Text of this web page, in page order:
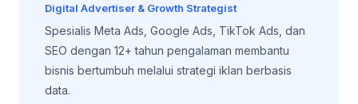
Digital Advertiser & Growth Strategist
Spesialis Meta Ads, Google Ads, TikTok Ads, dan
SEO dengan 12+ tahun pengalaman membantu
bisnis bertumbuh melalui strategi iklan berbasis
data.